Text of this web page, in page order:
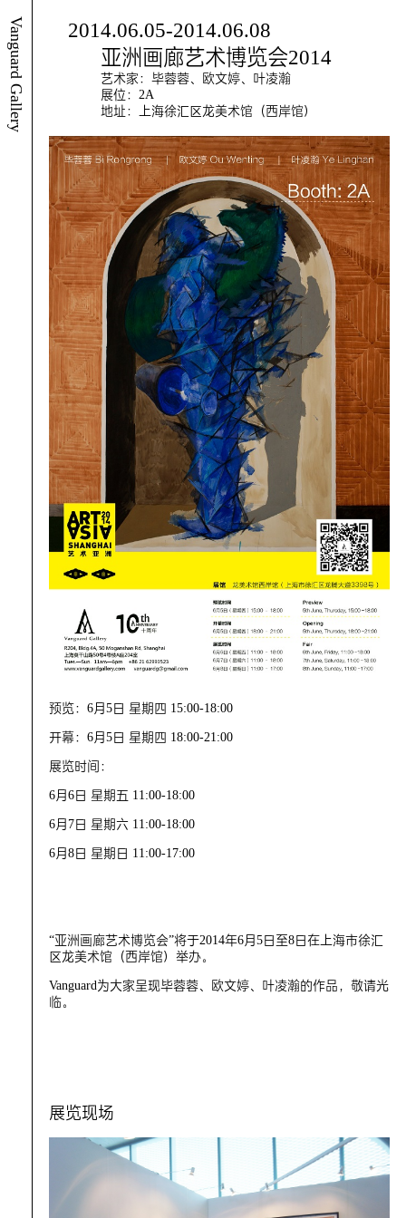
Vanguard Gallery
2014.06.05-2014.06.08
亚洲画廊艺术博览会2014
艺术家：毕蓉蓉、欧文婷、叶凌瀚
展位：2A
地址：上海徐汇区龙美术馆（西岸馆）
预览：6月5日 星期四 15:00-18:00
开幕：6月5日 星期四 18:00-21:00
展览时间：
6月6日 星期五 11:00-18:00
6月7日 星期六 11:00-18:00
6月8日 星期日 11:00-17:00
“亚洲画廊艺术博览会”将于2014年6月5日至8日在上海市徐汇
区龙美术馆（西岸馆）举办。
Vanguard为大家呈现毕蓉蓉、欧文婷、叶凌瀚的作品，敬请光
临。
展览现场